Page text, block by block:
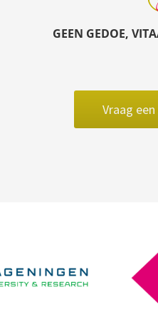
GEEN GEDOE,
Vraag